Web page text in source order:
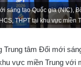
sáng tạo Quốc gia (NIC),
THPT tại khu vực miền
tâm Đổi mới
vực miền Trung với